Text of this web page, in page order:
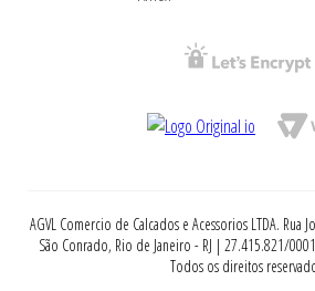
AGVL Comercio de Calcados e Acessorios LTDA. Rua
São Conrado, Rio de Janeiro - RJ | 27.415.821/
Todos os direitos